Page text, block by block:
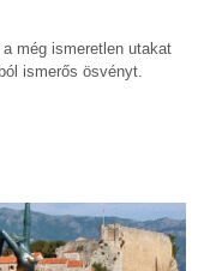
még ismeretlen utakat
ismerős ösvényt.